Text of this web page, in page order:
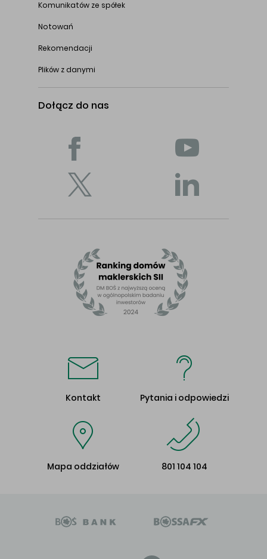
Komunikatów ze spółek
Notowań
Rekomendacji
Plików z danymi
Dołącz do nas
Kontakt Pytania i odpowiedzi
Mapa oddziałów 801 104 104